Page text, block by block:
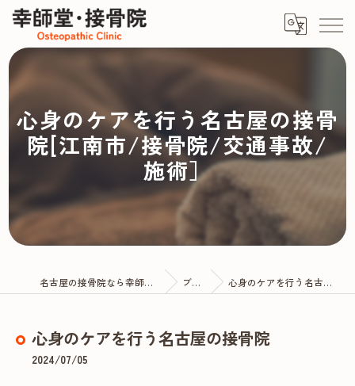
心身のケアを行う名古屋の接骨
院[江南市/接骨院/交通事故/
施術］
名古屋の接骨院なら幸師堂・接骨院 ブログ 心身のケアを行う名古屋の接骨院
心身のケアを行う名古屋の接骨院
2024/07/05